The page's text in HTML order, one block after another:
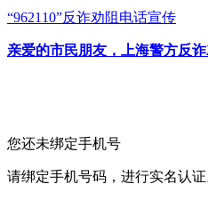
“962110”反诈劝阻电话宣传
亲爱的市民朋友，上海警方反
您还未绑定手机号
请绑定手机号码，进行实名认证